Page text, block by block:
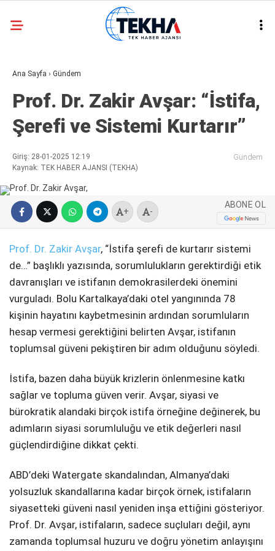
WhatsApp İhbar
Hattı
Facebook
Instagram
Youtube
27.9
ASAYIŞ
GÜNDEM
EKONOMI
POLITIKA
SIYASET
DÜNYA
METEOROLOJI
SPOR
SERVISLER
Ana Sayfa › Gündem
Prof. Dr. Zakir Avşar: “İstifa,
Şerefi ve Sistemi Kurtarır”
Giriş: 28-01-2025 12:19
Kaynak: TEK HABER AJANSI (TEKHA)
Gündem
+ -
ABONE OL
Prof. Dr. Zakir Avşar, “İstifa şerefi de kurtarır sistemi
de…” başlıklı yazısında, sorumlulukların gerektirdiği etik
davranışları ve istifanın demokrasilerdeki önemini
vurguladı. Bolu Kartalkaya’daki otel yangınında 78
kişinin hayatını kaybetmesinin ardından sorumluların
hesap vermesi gerektiğini belirten Avşar, istifanın
toplumsal güveni pekiştiren bir adım olduğunu söyledi.
İstifa, bazen daha büyük krizlerin önlenmesine katkı
sağlar ve topluma güven verir. Avşar, siyasi ve
bürokratik alandaki birçok istifa örneğine değinerek, bu
adımların siyasi sorumluluğu ve etik değerleri nasıl
güçlendirdiğine dikkat çekti.
ABD’deki Watergate skandalından, Almanya’daki
yolsuzluk skandallarına kadar birçok örnek, istifaların
siyasetteki güveni nasıl yeniden inşa ettiğini gösteriyor.
Prof. Dr. Avşar, istifaların, sadece suçluları değil, aynı
zamanda toplumsal huzuru ve doğru yönetim anlayışını